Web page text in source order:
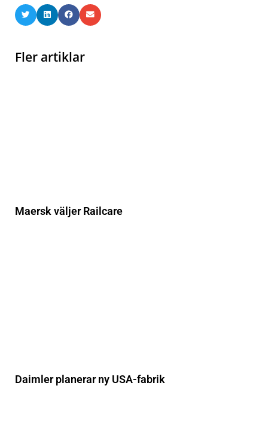
Fler artiklar
Maersk väljer Railcare
Daimler planerar ny USA-fabrik